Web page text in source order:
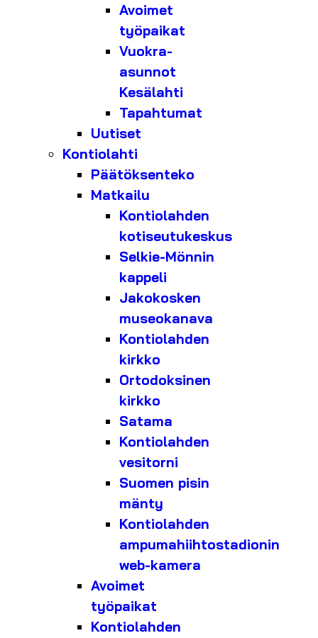
Avoimet
työpaikat
Vuokra-
asunnot
Kesälahti
Tapahtumat
Uutiset
Kontiolahti
Päätöksenteko
Matkailu
Kontiolahden
kotiseutukeskus
Selkie-Mönnin
kappeli
Jakokosken
museokanava
Kontiolahden
kirkko
Ortodoksinen
kirkko
Satama
Kontiolahden
vesitorni
Suomen pisin
mänty
Kontiolahden
ampumahiihtostadionin
web-kamera
Avoimet
työpaikat
Kontiolahden